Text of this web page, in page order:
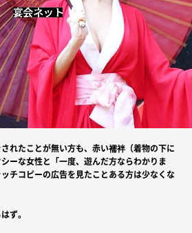
れたことが無い方も、赤い襦袢（着物の下に
ーな女性と「一度、遊んだ方ならわかりま
チコピーの広告を見たことある方は少なくな
ず。